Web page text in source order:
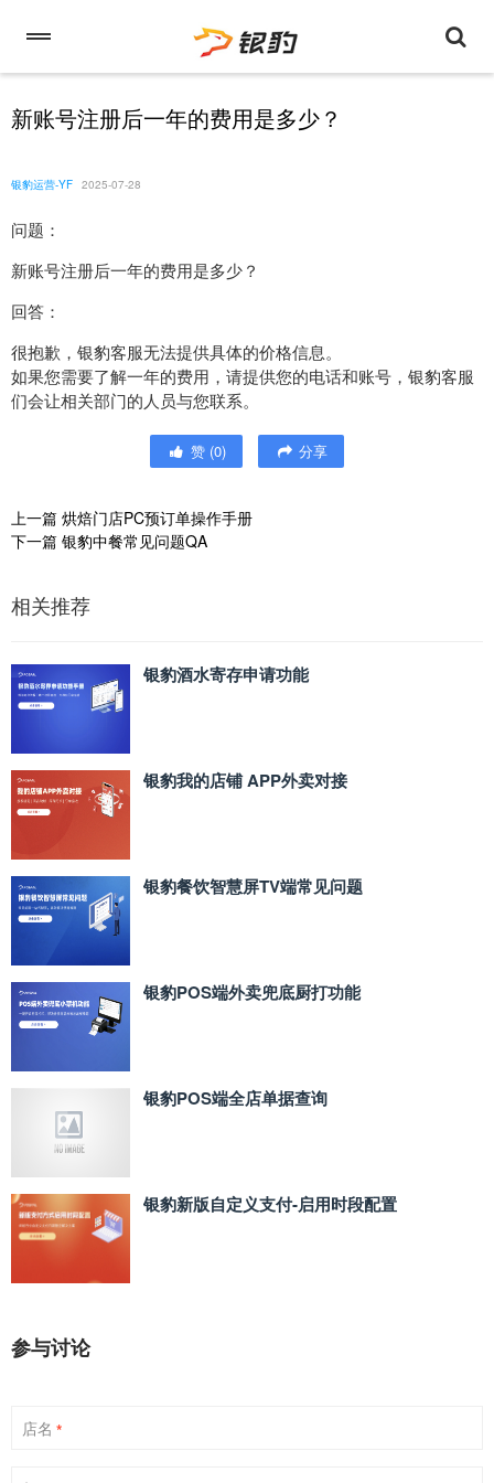
新账号注册后一年的费用是多少？
银豹运营-YF 2025-07-28
问题：
新账号注册后一年的费用是多少？
回答：
很抱歉，银豹客服无法提供具体的价格信息。
如果您需要了解一年的费用，请提供您的电话和账号，银豹客服
们会让相关部门的人员与您联系。
赞 (0) 分享
上一篇 烘焙门店PC预订单操作手册
下一篇 银豹中餐常见问题QA
相关推荐
银豹酒水寄存申请功能
银豹我的店铺 APP外卖对接
银豹餐饮智慧屏TV端常见问题
银豹POS端外卖兜底厨打功能
银豹POS端全店单据查询
银豹新版自定义支付‑启用时段配置
参与讨论
店名 *